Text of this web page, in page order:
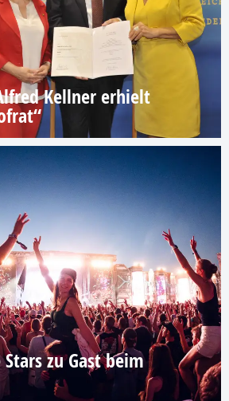
Kellner erhielt
zu Gast beim